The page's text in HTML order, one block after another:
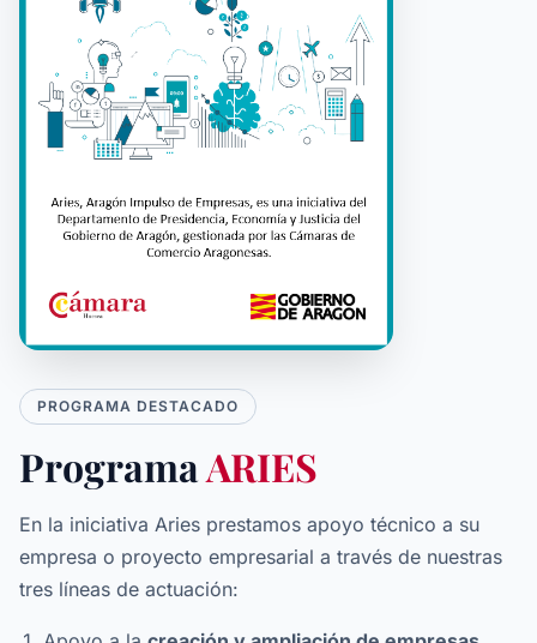
PROGRAMA DESTACADO
ProgramaARIES
En la iniciativa Aries prestamos apoyo técnico a su
empresa o proyecto empresarial a través de nuestras
tres líneas de actuación: